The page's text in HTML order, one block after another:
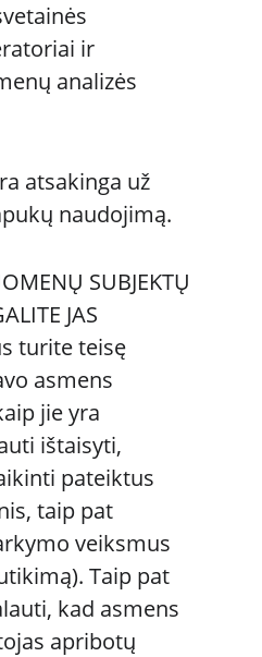
ir
analizės
atsakinga už
naudojimą.
SUBJEKTŲ
JAS
turite teisę
asmens
jie yra
ištaisyti,
pateiktus
taip pat
veiksmus
Taip pat
kad asmens
apribotų